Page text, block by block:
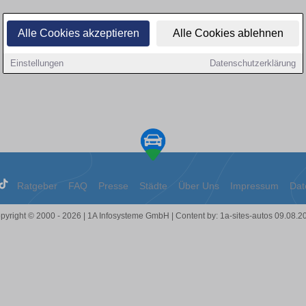
Alle Cookies akzeptieren Alle Cookies ablehnen
Einstellungen Datenschutzerklärung
Ratgeber FAQ Presse Städte Über Uns Impressum
© 2000 - 2026 | 1A Infosysteme GmbH | Content by: 1a-sites-autos